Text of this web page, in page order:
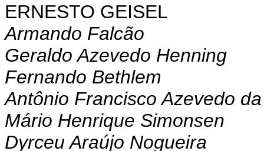
ERNESTO GEISEL
Armando Falcão
Geraldo Azevedo Henning
Fernando Bethlem
Antônio Francisco Azevedo
Mário Henrique Simonsen
Dyrceu Araújo Nogueira